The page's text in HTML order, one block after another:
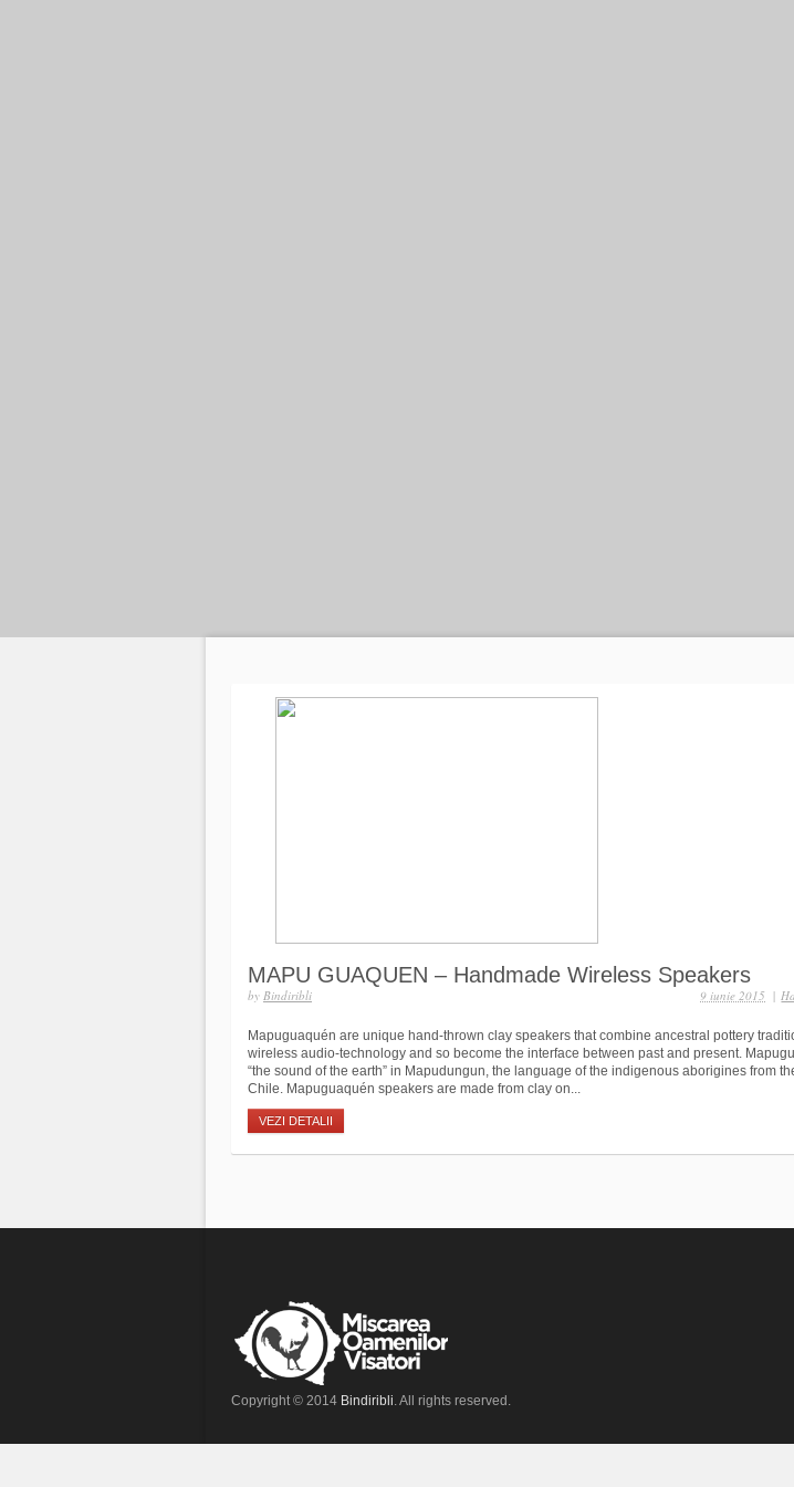
MAPU GUAQUEN – Handmade Wireless Speakers
by Bindiribli |
9 iunie 2015
Mapuguaquén are unique hand-thrown clay speakers that combine ancestral pottery
wireless audio-technology and so become the interface between past and present.
“the sound of the earth” in Mapudungun, the language of the indigenous aborigines from
Chile. Mapuguaquén speakers are made from clay on...
VEZI DETALII
Copyright © 2014 Bindiribli. All rights reserved.